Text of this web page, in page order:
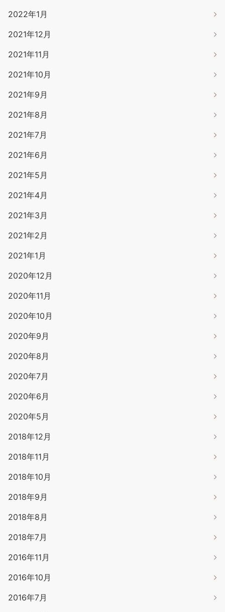
2022年1月
2021年12月
2021年11月
2021年10月
2021年9月
2021年8月
2021年7月
2021年6月
2021年5月
2021年4月
2021年3月
2021年2月
2021年1月
2020年12月
2020年11月
2020年10月
2020年9月
2020年8月
2020年7月
2020年6月
2020年5月
2018年12月
2018年11月
2018年10月
2018年9月
2018年8月
2018年7月
2016年11月
2016年10月
2016年7月